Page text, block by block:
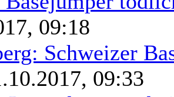
09:18
Schweizer
09:33